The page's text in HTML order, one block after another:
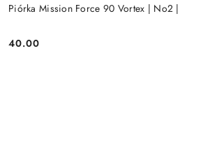
Piórka Mission Force 90 Vortex | No2 |
Cena:
40.00